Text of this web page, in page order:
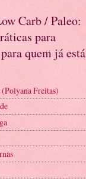
Carb / Paleo:
para
quem já está
Freitas)